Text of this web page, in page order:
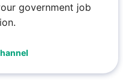
government job